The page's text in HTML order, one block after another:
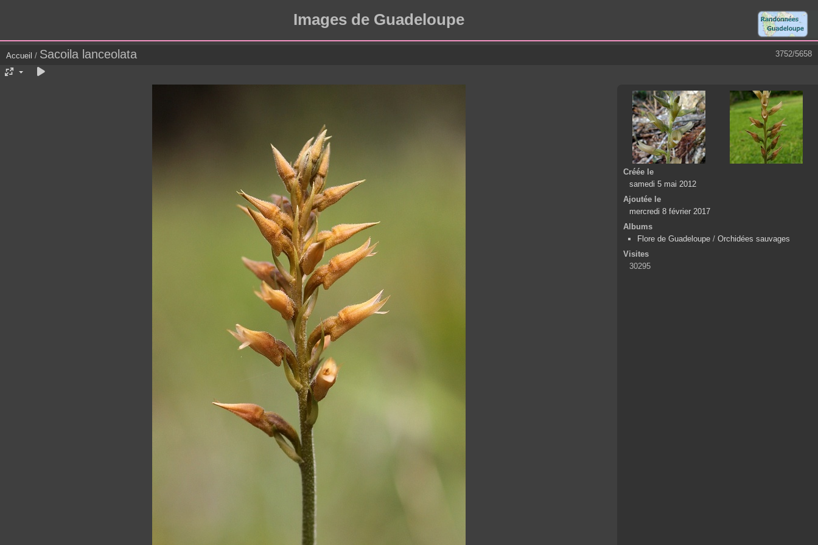
Images de Guadeloupe
3752/5658
Accueil / Sacoila lanceolata
Créée le
samedi 5 mai 2012
Ajoutée le
mercredi 8 février 2017
Albums
Flore de Guadeloupe / Orchidées sauvages
Visites
30295